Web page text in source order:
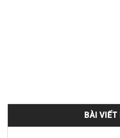
Ống Thép Benkan – Giải Pháp Toàn
BÀI VIẾT